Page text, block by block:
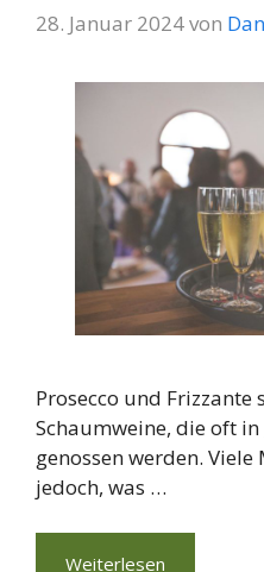
28. Januar 2024von
Prosecco und
Schaumweine, die oft
genossen werden.
jedoch, was …
Weiterlesen